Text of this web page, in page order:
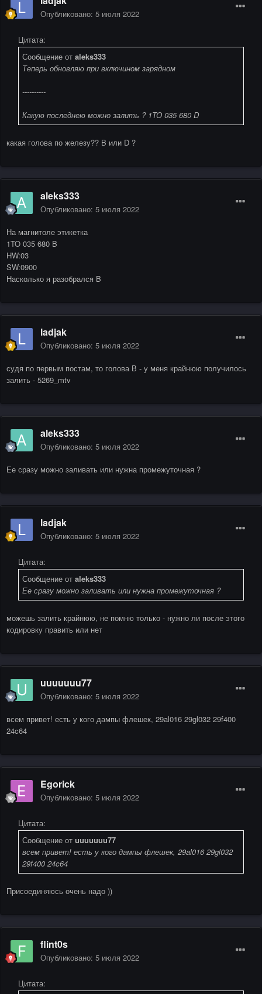
Опубликовано: 5 июля 2022
Цитата:
Сообщение от aleks333
Теперь обновляю при включином зарядном
----------
Какую последнею можно залить ? 1TO 035 680 D
какая голова по железу?? B или D ?
aleks333
Опубликовано: 5 июля 2022
На магнитоле этикетка
1TO 035 680 B
HW:03
SW:0900
Насколько я разобрался B
ladjak
Опубликовано: 5 июля 2022
судя по первым постам, то голова В - у меня крайнюю получилось
залить - 5269_mtv
aleks333
Опубликовано: 5 июля 2022
Ее сразу можно заливать или нужна промежуточная ?
ladjak
Опубликовано: 5 июля 2022
Цитата:
Сообщение от aleks333
Ее сразу можно заливать или нужна промежуточная ?
можешь залить крайнюю, не помню только - нужно ли после этого
кодировку править или нет
uuuuuuu77
Опубликовано: 5 июля 2022
всем привет! есть у кого дампы флешек, 29al016 29gl032 29f400
24c64
Egorick
Опубликовано: 5 июля 2022
Цитата:
Сообщение от uuuuuuu77
всем привет! есть у кого дампы флешек, 29al016 29gl032
29f400 24c64
Присоединяюсь очень надо ))
flint0s
Опубликовано: 5 июля 2022
Цитата: